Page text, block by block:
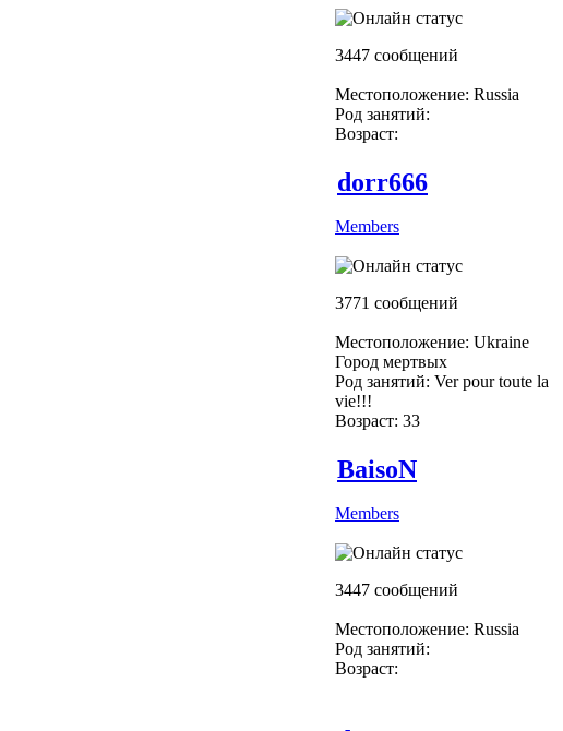
3447 сообщений
Местоположение: Russia
Род занятий:
Возраст:
dorr666
Members
3771 сообщений
Местоположение: Ukraine
Город мертвых
Род занятий: Ver pour toute la
vie!!!
Возраст: 33
BaisoN
Members
3447 сообщений
Местоположение: Russia
Род занятий:
Возраст: